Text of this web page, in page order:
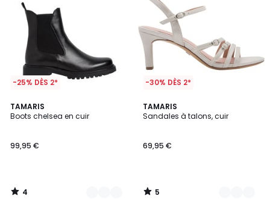
-25% DÈS 2*
TAMARIS
Boots chelsea en cuir
99,95 €
4
/
3
Couleurs
4
/
-30% DÈS 2*
TAMARIS
Sandales à talons, cuir
69,95 €
5
/
4
Couleurs
5
/